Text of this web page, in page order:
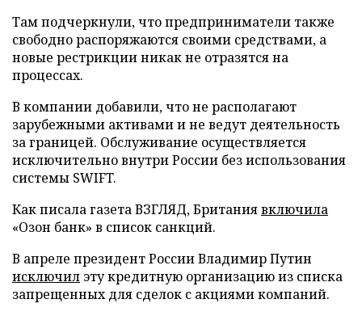
Там подчеркнули, что предприниматели также
свободно распоряжаются своими средствами, а
новые рестрикции никак не отразятся на
процессах.
В компании добавили, что не располагают
зарубежными активами и не ведут деятельность
за границей. Обслуживание осуществляется
исключительно внутри России без использования
системы SWIFT.
Как писала газета ВЗГЛЯД, Британиявключила
«Озон банк» в список санкций.
В апреле президент России Владимир Путин
исключил эту кредитную организацию из списка
запрещенных для сделок с акциями компаний.